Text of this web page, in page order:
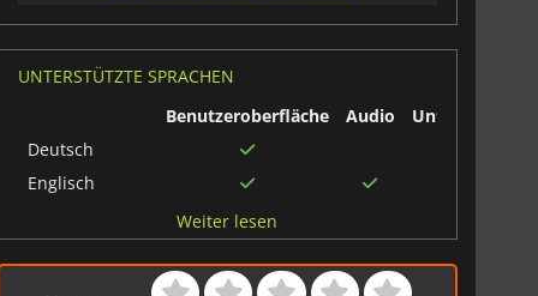
UNTERSTÜTZTE SPRACHEN
Benutzeroberfläche
Audio
Untertitel
Deutsch
Englisch
Weiter lesen